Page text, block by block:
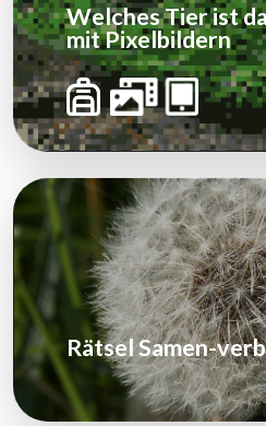
Welches Tier ist
mit Pixelbildern
Rätsel Samen-